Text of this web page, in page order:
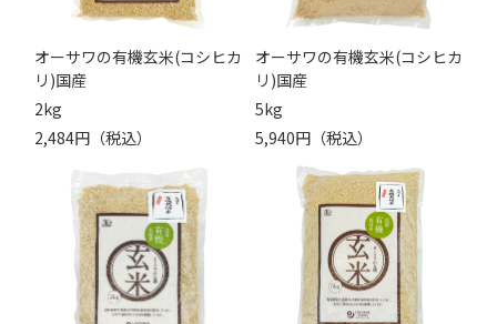
オーサワの有機玄米(コシヒカ
リ)国産
2kg
2,484円（税込）
オーサワの有機玄米(コシヒカ
リ)国産
5kg
5,940円（税込）